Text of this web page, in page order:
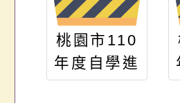
桃園市110
年度自學進
修國民中小